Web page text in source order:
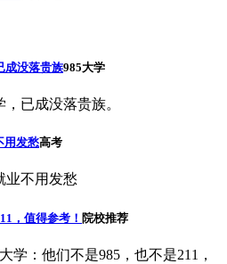
成没落贵族985大学
已成没落贵族。
用发愁高考
业不用发愁
，值得参考！ 院校推荐
学：他们不是985，也不是211，